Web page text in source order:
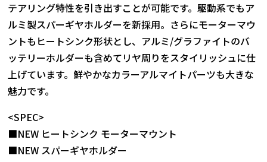
テアリング特性を引き出すことが可能です。駆動系でもア
ルミ製スパーギヤホルダーを新採用。さらにモーターマウ
ントもヒートシンク形状とし、アルミ/グラファイトのバ
ッテリーホルダーも含めてリヤ周りをスタイリッシュに仕
上げています。鮮やかなカラーアルマイトパーツも大きな
魅力です。
<SPEC>
■NEW ヒートシンク モーターマウント
■NEW スパーギヤホルダー